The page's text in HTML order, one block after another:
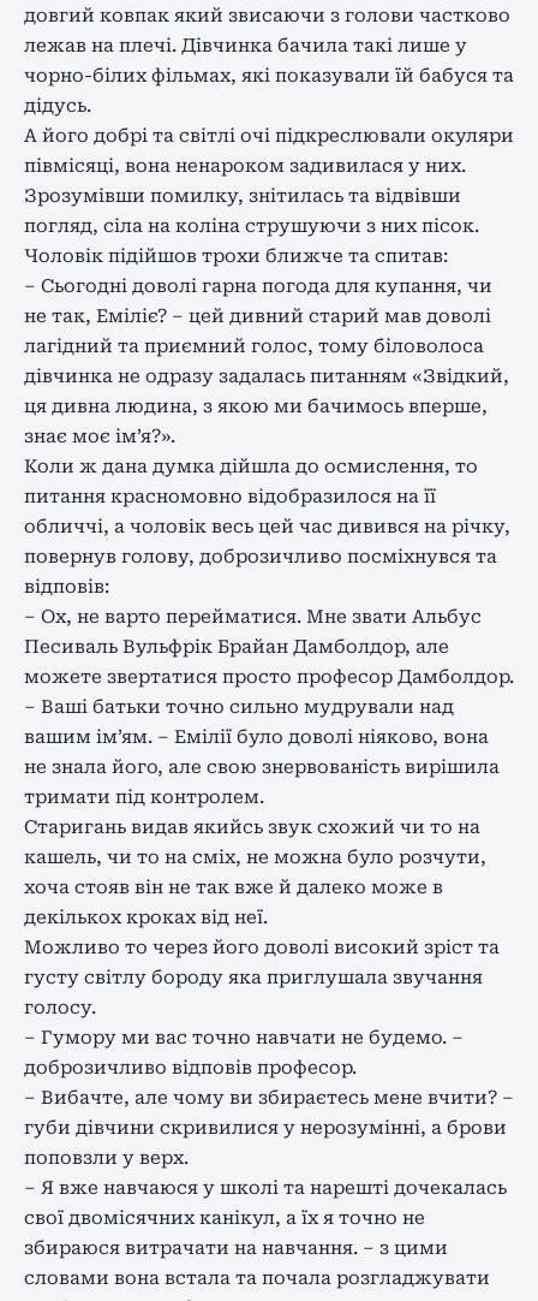
довгий ковпак який звисаючи з голови частково
лежав на плечі. Дівчинка бачила такі лише у
чорно-білих фільмах, які показували їй бабуся та
дідусь.
А його добрі та світлі очі підкреслювали окуляри
півмісяці, вона ненароком задивилася у них.
Зрозумівши помилку, знітилась та відвівши
погляд, сіла на коліна струшуючи з них пісок.
Чоловік підійшов трохи ближче та спитав:
– Сьогодні доволі гарна погода для купання, чи
не так, Еміліє? – цей дивний старий мав доволі
лагідний та приємний голос, тому біловолоса
дівчинка не одразу задалась питанням «Звідкий,
ця дивна людина, з якою ми бачимось вперше,
знає моє ім’я?».
Коли ж дана думка дійшла до осмислення, то
питання красномовно відобразилося на її
обличчі, а чоловік весь цей час дивився на річку,
повернув голову, доброзичливо посміхнувся та
відповів:
– Ох, не варто перейматися. Мне звати Альбус
Песиваль Вульфрік Брайан Дамболдор, але
можете звертатися просто професор Дамболдор.
– Ваші батьки точно сильно мудрували над
вашим ім’ям. – Емілії було доволі ніяково, вона
не знала його, але свою знервованість вирішила
тримати під контролем.
Старигань видав якийсь звук схожий чи то на
кашель, чи то на сміх, не можна було розчути,
хоча стояв він не так вже й далеко може в
декількох кроках від неї.
Можливо то через його доволі високий зріст та
густу світлу бороду яка приглушала звучання
голосу.
– Гумору ми вас точно навчати не будемо. –
доброзичливо відповів професор.
– Вибачте, але чому ви збираєтесь мене вчити? –
губи дівчини скривилися у нерозумінні, а брови
поповзли у верх.
– Я вже навчаюся у школі та нарешті дочекалась
свої двомісячних канікул, а їх я точно не
збираюся витрачати на навчання. – з цими
словами вона встала та почала розгладжувати